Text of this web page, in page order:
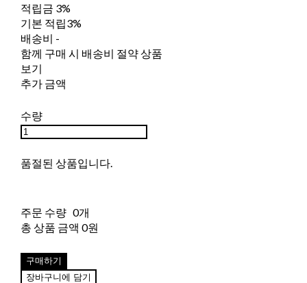
적립금 3%
기본 적립3%
배송비 -
함께 구매 시 배송비 절약 상품
보기
추가 금액
수량
품절된 상품입니다.
주문 수량 0개
총 상품 금액 0원
구매하기
장바구니에 담기